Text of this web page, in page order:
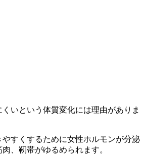
いという体質変化には理由がありま
すくするために女性ホルモンが分泌
、靭帯がゆるめられます。